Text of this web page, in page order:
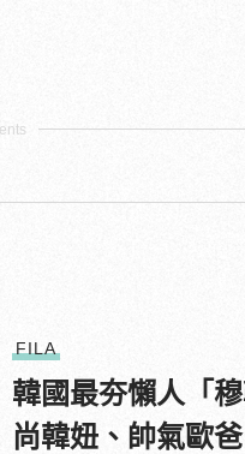
FILA
韓國最夯懶人「
尚韓妞、帥氣歐